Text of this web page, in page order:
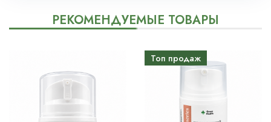
РЕКОМЕНДУЕМЫЕ ТОВАРЫ
Топ продаж